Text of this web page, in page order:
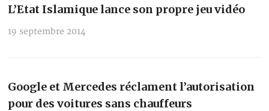
L’Etat Islamique lance son propre jeu vidéo
19 septembre 2014
Google et Mercedes réclament l’autorisation
pour des voitures sans chauffeurs